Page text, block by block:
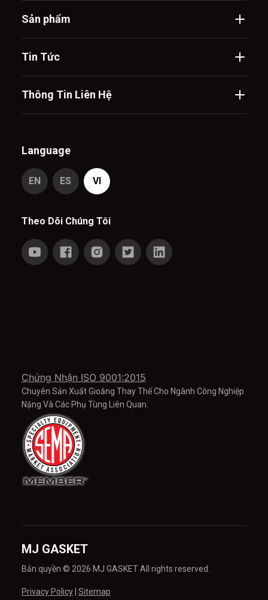
Sản phẩm
Tin Tức
Thông Tin Liên Hệ
Chứng Nhận ISO 9001:2015
Chuyên Sản Xuất Gioăng Thay Thế Cho Ngành Công Nghiệp
Nặng Và Các Phụ Tùng Liên Quan.
Language
EN ES VI
Theo Dõi Chúng Tôi
MJ GASKET
Bản quyền © 2026 MJ GASKET All rights reserved.
Privacy Policy| Sitemap